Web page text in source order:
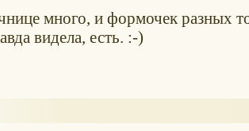
много, и формочек разных
видела, есть. :-)